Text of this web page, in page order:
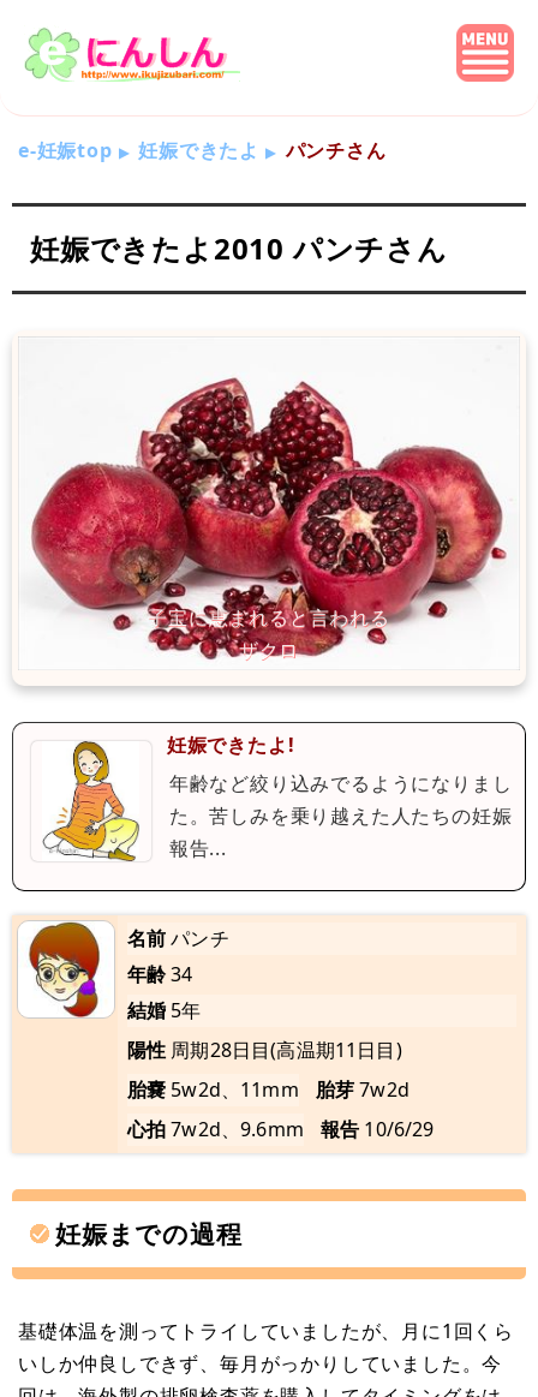
e-妊娠top 妊娠できたよ パンチさん
妊娠できたよ2010 パンチさん
妊娠できたよ!
年齢など絞り込みでるようになりまし
た。苦しみを乗り越えた人たちの妊娠
報告...
名前パンチ
年齢34
結婚 5年
陽性 周期28日目(高温期11日目)
胎嚢 5w2d、11mm 胎芽7w2d
心拍7w2d、9.6mm 報告 10/6/29
妊娠までの過程
基礎体温を測ってトライしていましたが、月に1回くら
いしか仲良しできず、毎月がっかりしていました。今